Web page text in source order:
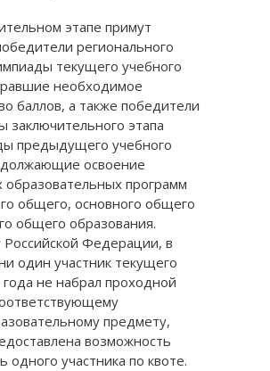
этапе примут
регионального
текущего учебного
необходимое
баллов, а также победители
заключительного этапа
предыдущего учебного
освоение
образовательных программ
общего, основного общего
общего образования.
Российской Федерации, в
один участник текущего
года не набрал проходной
предмету,
возможность
одного участника по квоте.